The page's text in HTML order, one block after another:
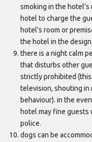
smoking in the hotel's
hotel to charge the
hotel's room or
the hotel in the
there is a night calm
that disturbs other
strictly prohibited
television, shouting in
behaviour). in the
hotel may fine guests
police.
dogs can be